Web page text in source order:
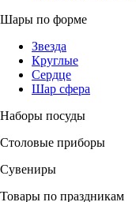
Шары по форме
Звезда
Круглые
Сердце
Шар сфера
Наборы посуды
Столовые приборы
Сувениры
Товары по праздникам